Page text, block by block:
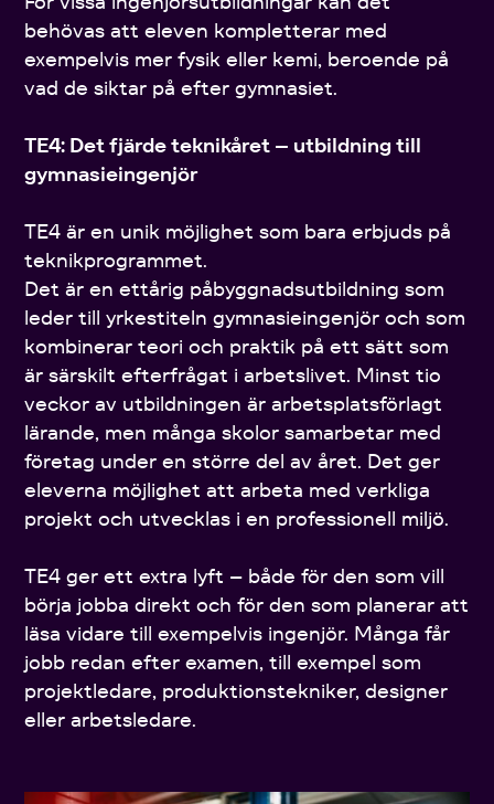
behövas att eleven kompletterar med
exempelvis mer fysik eller kemi, beroende på
vad de siktar på efter gymnasiet.
TE4: Det fjärde teknikåret – utbildning till
gymnasieingenjör
TE4 är en unik möjlighet som bara erbjuds på
teknikprogrammet.
Det är en ettårig påbyggnadsutbildning som
leder till yrkestiteln gymnasieingenjör och som
kombinerar teori och praktik på ett sätt som
är särskilt efterfrågat i arbetslivet. Minst tio
veckor av utbildningen är arbetsplatsförlagt
lärande, men många skolor samarbetar med
företag under en större del av året. Det ger
eleverna möjlighet att arbeta med verkliga
projekt och utvecklas i en professionell miljö.
TE4 ger ett extra lyft – både för den som vill
börja jobba direkt och för den som planerar att
läsa vidare till exempelvis ingenjör. Många får
jobb redan efter examen, till exempel som
projektledare, produktionstekniker, designer
eller arbetsledare.